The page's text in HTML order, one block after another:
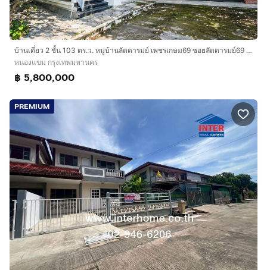
บ้านเดี่ยว 2 ชั้น 103 ตร.ว. หมู่บ้านลัดดารมย์ เพชรเกษม69 ซอยลัดดารมย์69 ถนนเพชรเกษม ถนนบางบอน เขตหนองแขม กรุงเทพมหานคร
หนองแขม กรุงเทพมหานคร
฿ 5,800,000
PREMIUM